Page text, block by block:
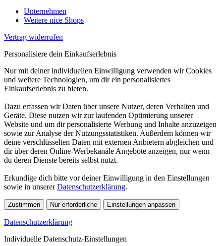
Unternehmen
Weitere nice Shops
Vertrag widerrufen
Personalisiere dein Einkaufserlebnis
Nur mit deiner individuellen Einwilligung verwenden wir Cookies
und weitere Technologien, um dir ein personalisiertes
Einkaufserlebnis zu bieten.
Dazu erfassen wir Daten über unsere Nutzer, deren Verhalten und
Geräte. Diese nutzen wir zur laufenden Optimierung unserer
Website und um dir personalisierte Werbung und Inhalte anzuzeigen
sowie zur Analyse der Nutzungsstatistiken. Außerdem können wir
deine verschlüsselten Daten mit externen Anbietern abgleichen und
dir über deren Online-Werbekanäle Angebote anzeigen, nur wenn
du deren Dienste bereits selbst nutzt.
Erkundige dich bitte vor deiner Einwilligung in den Einstellungen
sowie in unsererDatenschutzerklärung.
Zustimmen Nur erforderliche Einstellungen anpassen
Datenschutzerklärung
Individuelle Datenschutz-Einstellungen